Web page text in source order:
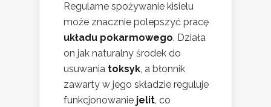
Regularne spożywanie kisielu
może znacznie polepszyć pracę
układu pokarmowego. Działa
on jak naturalny środek do
usuwania toksyk, a błonnik
zawarty w jego składzie reguluje
funkcjonowanie jelit, co